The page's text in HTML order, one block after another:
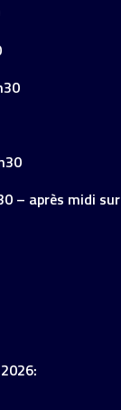
– après midi sur